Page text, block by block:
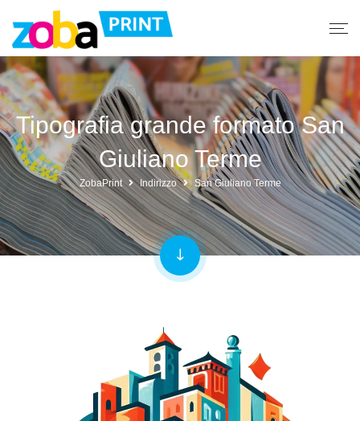
Tipografia grande formato San
Giuliano Terme
ZobaPrint Indirizzo San Giuliano Terme